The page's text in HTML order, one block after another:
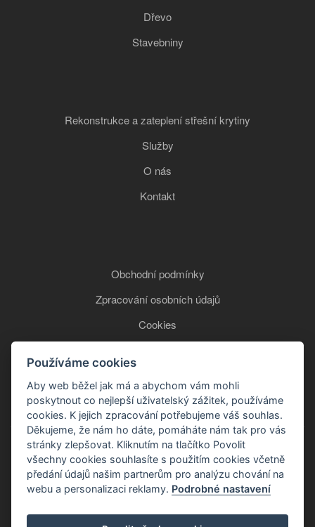
Dřevo
Stavebniny
Rekonstrukce a zateplení střešní krytiny
Služby
O nás
Kontakt
Obchodní podmínky
Zpracování osobních údajů
Cookies
+420 777 850 465
Používáme cookies
Aby web běžel jak má a abychom vám mohli
poskytnout co nejlepší uživatelský zážitek, používáme
cookies. K jejich zpracování potřebujeme váš souhlas.
Děkujeme, že nám ho dáte, pomáháte nám tak pro vás
stránky zlepšovat. Kliknutím na tlačítko Povolit
všechny cookies souhlasíte s použitím cookies včetně
předání údajů našim partnerům pro analýzu chování na
webu a personalizaci reklamy. Podrobné nastavení